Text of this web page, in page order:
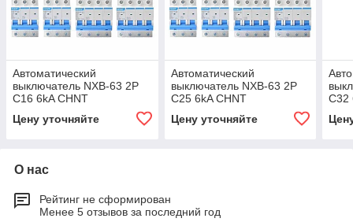
Автоматический
выключатель NXB-63 2P
C16 6kA CHNT
Цену уточняйте
Автоматический
выключатель NXB-63 2P
C25 6kA CHNT
Цену уточняйте
C32
О нас
Рейтинг не сформирован
Менее 5 отзывов за последний год